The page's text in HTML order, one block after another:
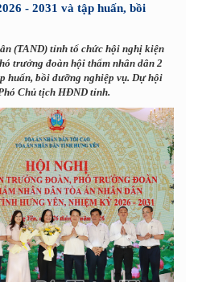
- 2031 và tập huấn, bồi
(TAND) tỉnh tổ chức hội nghị kiện
trưởng đoàn hội thẩm nhân dân 2
huấn, bồi dưỡng nghiệp vụ. Dự hội
Chủ tịch HĐND tỉnh.